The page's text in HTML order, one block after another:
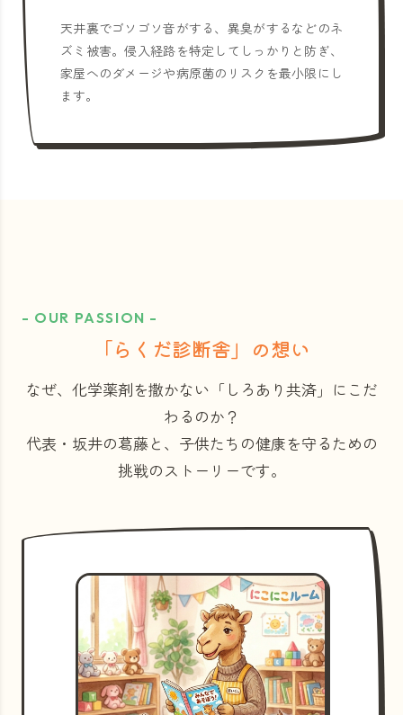
天井裏でゴソゴソ音がする、異臭がするなどのネ
ズミ被害。侵入経路を特定してしっかりと防ぎ、
家屋へのダメージや病原菌のリスクを最小限にし
ます。
- OUR PASSION -
「らくだ診断舎」の想い
なぜ、化学薬剤を撒かない「しろあり共済」にこだ
わるのか？
代表・坂井の葛藤と、子供たちの健康を守るための
挑戦のストーリーです。